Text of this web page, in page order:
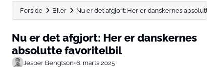
Forside Biler Nu er det afgjort: Her er danskernes absolutte
Nu er det afgjort: Her er danskernes
absolutte favoritelbil
Jesper Bengtson•6. marts 2025